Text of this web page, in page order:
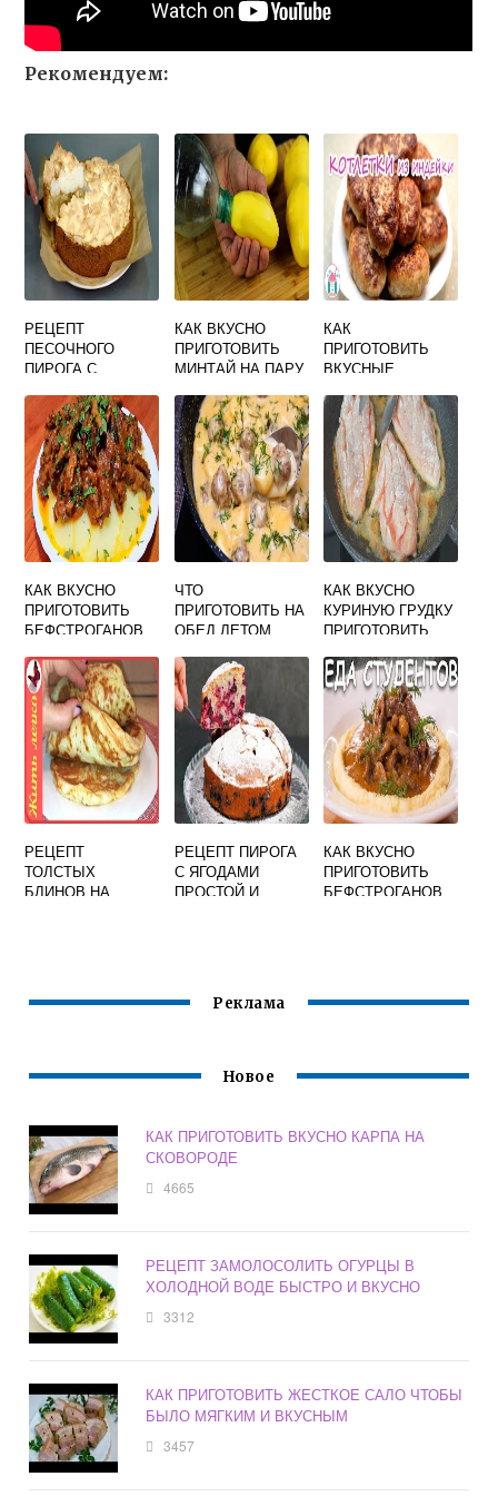
Рекомендуем:
РЕЦЕПТ
ПЕСОЧНОГО
ПИРОГА С
ПРОСТОЙ И
ВКУСНЫЙ В
ДУХОВКЕ
КАК ВКУСНО
ПРИГОТОВИТЬ
МИНТАЙ НА ПАРУ
КАК
ПРИГОТОВИТЬ
ВКУСНЫЕ
КОТЛЕТЫ ИЗ
ИНДЕЙКИ
КАК ВКУСНО
ПРИГОТОВИТЬ
БЕФСТРОГАНОВ
ЧТО
ПРИГОТОВИТЬ НА
ОБЕД ЛЕТОМ
ВКУСНО
КАК ВКУСНО
КУРИНУЮ ГРУДКУ
ПРИГОТОВИТЬ
РЕЦЕПТ
ТОЛСТЫХ
БЛИНОВ НА
РЕЦЕПТ ПИРОГА
С ЯГОДАМИ
ПРОСТОЙ И
КАК ВКУСНО
ПРИГОТОВИТЬ
БЕФСТРОГАНОВ
Реклама
Новое
КАК ПРИГОТОВИТЬ ВКУСНО КАРПА НА
СКОВОРОДЕ
4665
РЕЦЕПТ ЗАМОЛОСОЛИТЬ ОГУРЦЫ В
ХОЛОДНОЙ ВОДЕ БЫСТРО И ВКУСНО
3312
КАК ПРИГОТОВИТЬ ЖЕСТКОЕ САЛО ЧТОБЫ
БЫЛО МЯГКИМ И ВКУСНЫМ
3457